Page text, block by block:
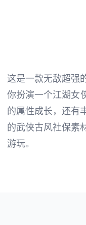
这是一款无敌超强
你扮演一个江湖女
的属性成长，还有
的武侠古风社保素
游玩。